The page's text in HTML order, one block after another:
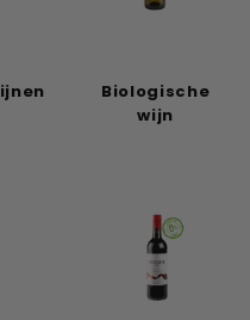
Biologische
wijn